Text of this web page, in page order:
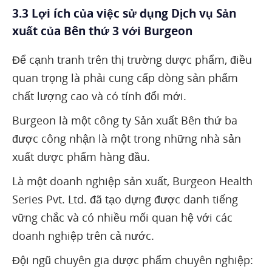
3.3 Lợi ích của việc sử dụng Dịch vụ Sản
xuất của Bên thứ 3 với Burgeon
Để cạnh tranh trên thị trường dược phẩm, điều
quan trọng là phải cung cấp dòng sản phẩm
chất lượng cao và có tính đổi mới.
Burgeon là một công ty Sản xuất Bên thứ ba
được công nhận là một trong những nhà sản
xuất dược phẩm hàng đầu.
Là một doanh nghiệp sản xuất, Burgeon Health
Series Pvt. Ltd. đã tạo dựng được danh tiếng
vững chắc và có nhiều mối quan hệ với các
doanh nghiệp trên cả nước.
Đội ngũ chuyên gia dược phẩm chuyên nghiệp: